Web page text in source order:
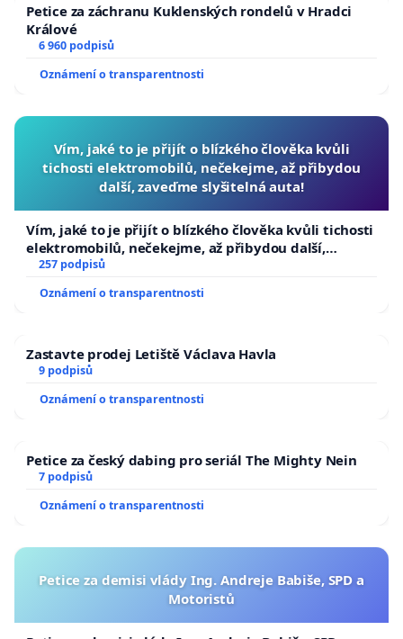
Petice za záchranu Kuklenských rondelů v Hradci
Králové
6 960 podpisů
Oznámení o transparentnosti
Vím, jaké to je přijít o blízkého člověka kvůli
tichosti elektromobilů, nečekejme, až přibydou
další, zaveďme slyšitelná auta!
Vím, jaké to je přijít o blízkého člověka kvůli tichosti
elektromobilů, nečekejme, až přibydou další,
zaveďme slyšitelná auta!
257 podpisů
Oznámení o transparentnosti
Zastavte prodej Letiště Václava Havla
9 podpisů
Oznámení o transparentnosti
Petice za český dabing pro seriál The Mighty Nein
7 podpisů
Oznámení o transparentnosti
Petice za demisi vlády Ing. Andreje Babiše, SPD a
Motoristů